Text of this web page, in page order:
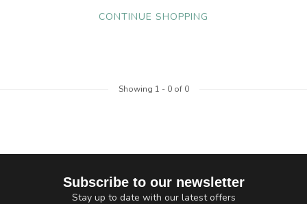
CONTINUE SHOPPING
Showing 1 - 0of 0
Subscribe to our newsletter
Stay up to date with our latest offers